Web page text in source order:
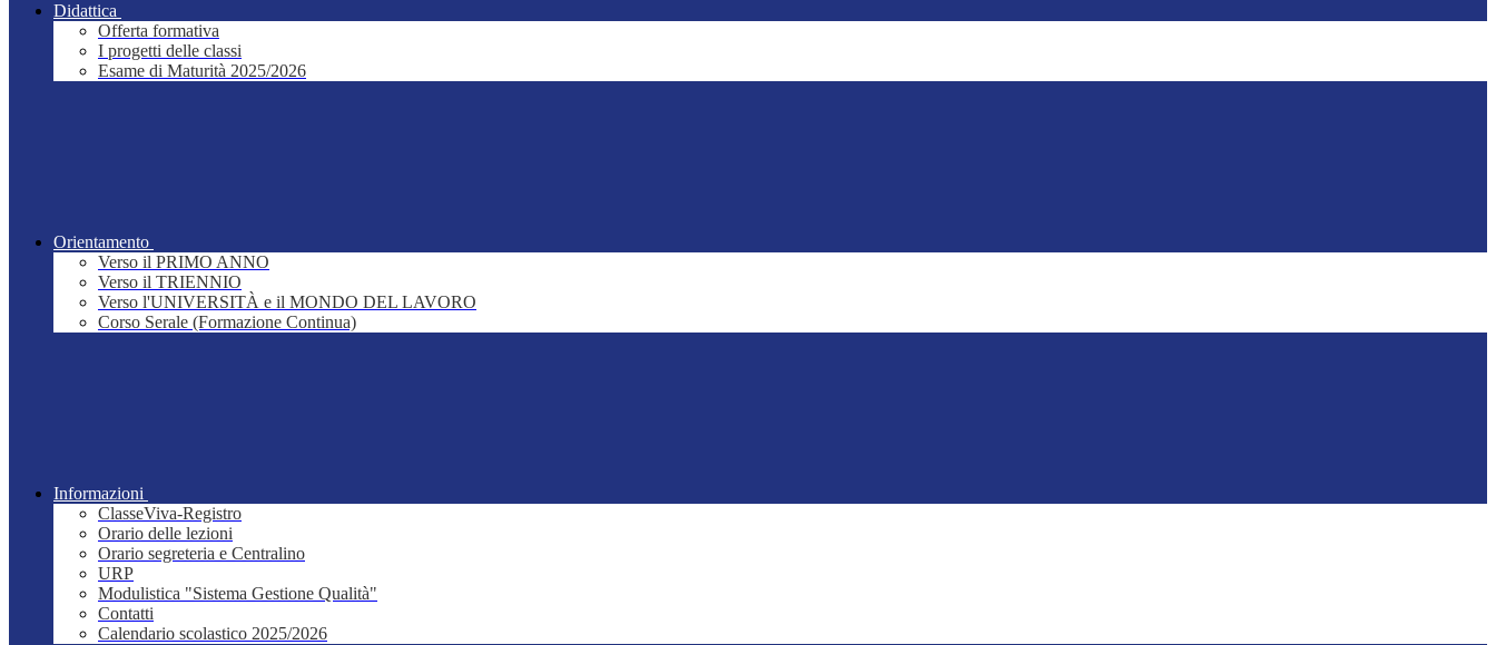
Didattica
Offerta formativa
I progetti delle classi
Esame di Maturità 2025/2026
Orientamento
Verso il PRIMO ANNO
Verso il TRIENNIO
Verso l'UNIVERSITÀ e il MONDO DEL LAVORO
Corso Serale (Formazione Continua)
Informazioni
ClasseViva-Registro
Orario delle lezioni
Orario segreteria e Centralino
URP
Modulistica "Sistema Gestione Qualità"
Contatti
Calendario scolastico 2025/2026